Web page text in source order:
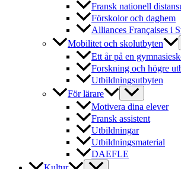
Fransk nationell
Förskolor och daghem
Alliances Françaises i
Mobilitet och skolutbyten
Ett år på en
Forskning och högre
Utbildningsutbyten
För lärare
Motivera dina elever
Fransk assistent
Utbildningar
Utbildningsmaterial
DAEFLE